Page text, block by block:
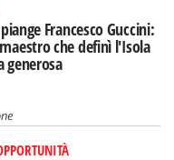
Francesco Guccini:
che definì l'Isola
generosa